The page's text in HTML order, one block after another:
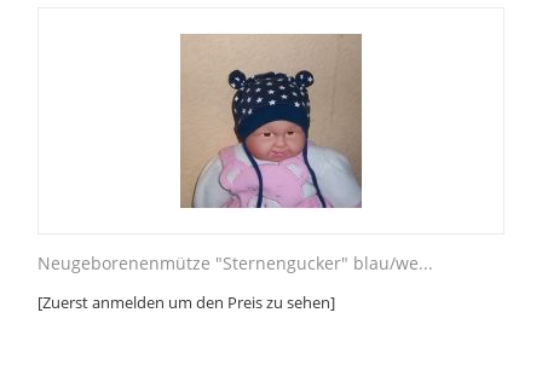
Neugeborenenmütze "Sternengucker" blau/we...
[Zuerst anmelden um den Preis zu sehen]